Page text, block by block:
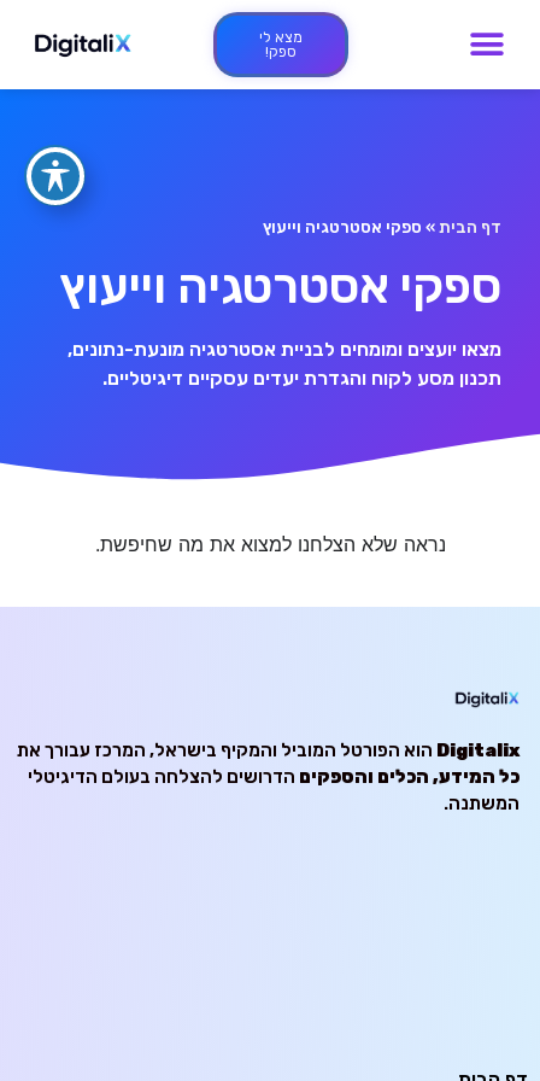
מצא לי
ספק!
דף הבית» ספקי אסטרטגיה וייעוץ
ספקי אסטרטגיה וייעוץ
מצאו יועצים ומומחים לבניית אסטרטגיה מונעת-נתונים,
תכנון מסע לקוח והגדרת יעדים עסקיים דיגיטליים.
נראה שלא הצלחנו למצוא את מה שחיפשת.
Digitalix הוא הפורטל המוביל והמקיף בישראל, המרכז עבורך את
כל המידע, הכלים והספקים הדרושים להצלחה בעולם הדיגיטלי
המשתנה.